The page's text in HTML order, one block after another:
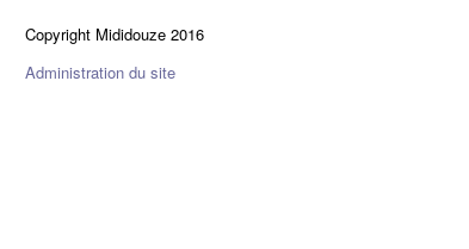
Copyright Mididouze 2016
Administration du site